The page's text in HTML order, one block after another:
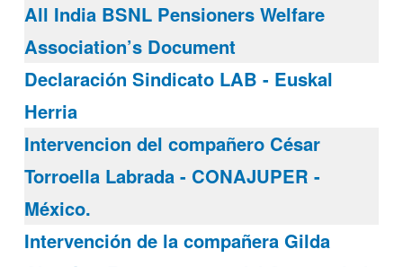
All India BSNL Pensioners Welfare
Association’s Document
Declaración Sindicato LAB - Euskal
Herria
Intervencion del compañero César
Torroella Labrada - CONAJUPER -
México.
Intervención de la compañera Gilda